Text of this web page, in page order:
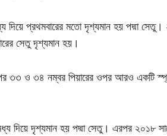
প্রথমবারের মতো দৃশ্যমান হয় পদ্মা সেতু।
সেতু দৃশ্যমান হয়।
৩৩ ও ৩৪ নম্বর পিয়ারের ওপর আরও একটি
দিয়ে দৃশ্যমান হয় পদ্মা সেতু। এরপর ২০১৮